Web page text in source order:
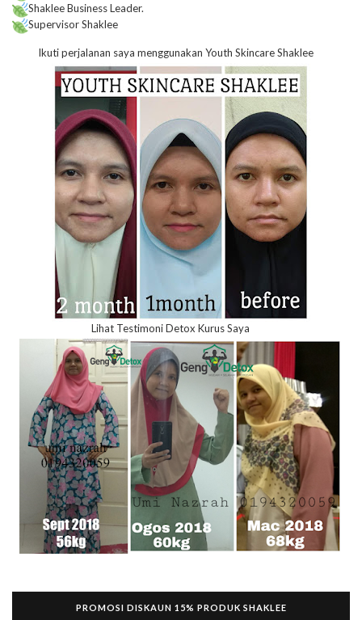
Shaklee Business Leader.
Supervisor Shaklee
Ikuti perjalanan saya menggunakan Youth Skincare Shaklee
Lihat Testimoni Detox Kurus Saya
PROMOSI DISKAUN 15% PRODUK SHAKLEE